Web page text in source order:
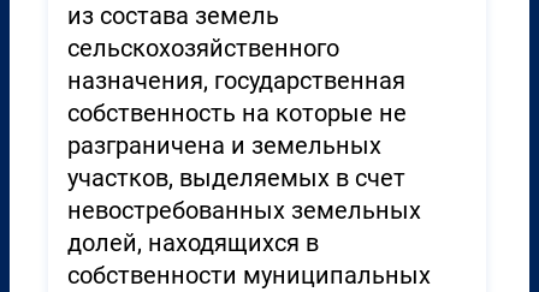
из состава земель
сельскохозяйственного
назначения, государственная
собственность на которые не
разграничена и земельных
участков, выделяемых в счет
невостребованных земельных
долей, находящихся в
собственности муниципальных